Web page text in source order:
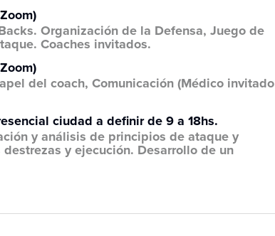
Organización de la Defensa, Juego de
Coaches invitados.
del coach, Comunicación (Médico invitado
ciudad a definir de 9 a 18hs.
y análisis de principios de ataque y
y ejecución. Desarrollo de un